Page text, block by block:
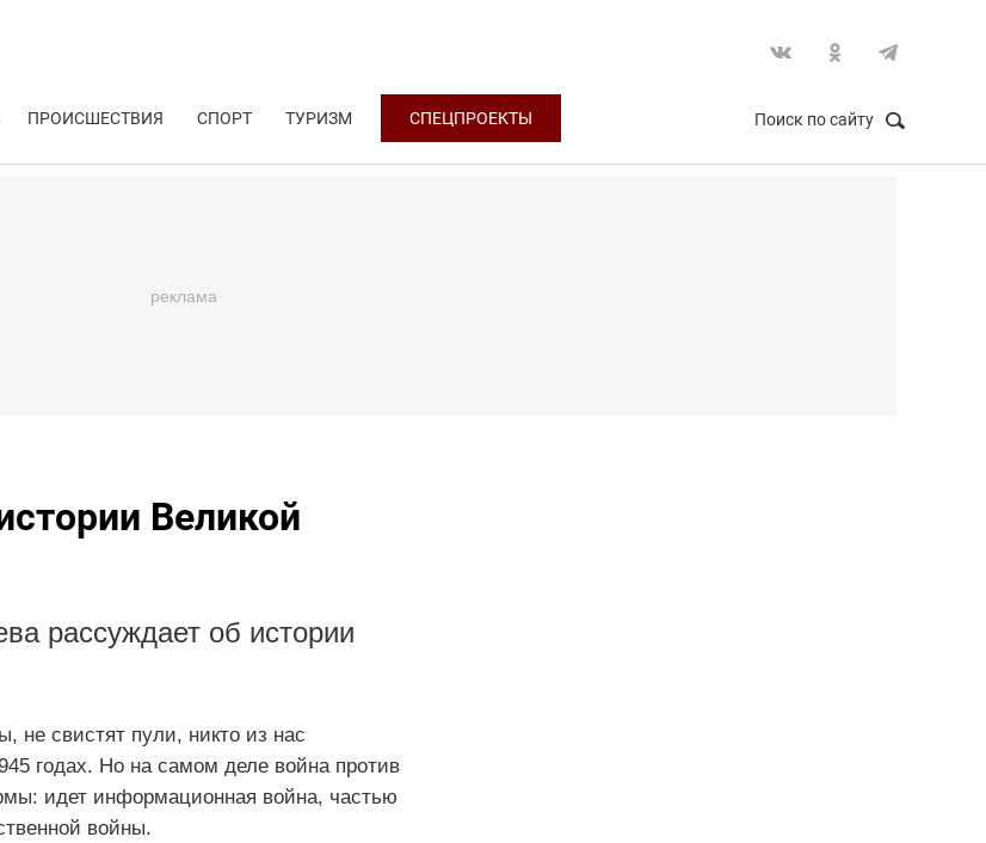
ПРОИСШЕСТВИЯ СПОРТ ТУРИЗМ СПЕЦПРОЕКТЫ Поиск по сайту
Великой
рассуждает об истории
не свистят пули, никто из нас
годах. Но на самом деле война против
идет информационная война, частью
войны.